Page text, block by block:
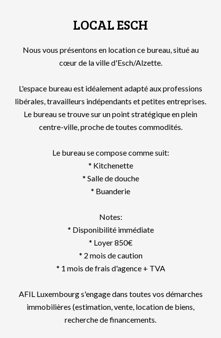
LOCAL ESCH
Nous vous présentons en location ce bureau, situé au
cœur de la ville d'Esch/Alzette.
L'espace bureau est idéalement adapté aux professions
libérales, travailleurs indépendants et petites entreprises.
Le bureau se trouve sur un point stratégique en plein
centre-ville, proche de toutes commodités.
Le bureau se compose comme suit:
* Kitchenette
* Salle de douche
* Buanderie
Notes:
* Disponibilité immédiate
* Loyer 850€
* 2 mois de caution
* 1 mois de frais d'agence + TVA
AFIL Luxembourg s'engage dans toutes vos démarches
immobilières (estimation, vente, location de biens,
recherche de financements.